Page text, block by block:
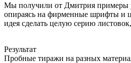
Мы получили от Дмитрия примеры
опираясь на фирменные шрифты и
идея сделать целую серию
Результат
Пробные тиражи на разных